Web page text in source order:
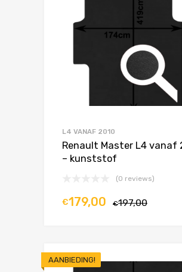
L4 VANAF 2010
Renault Master L4 vanaf
– kunststof
(0 reviews)
€197,00
€179,00
AANBIEDING!